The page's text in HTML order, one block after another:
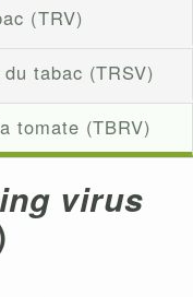
(TRV)
tabac (TRSV)
tomate (TBRV)
virus